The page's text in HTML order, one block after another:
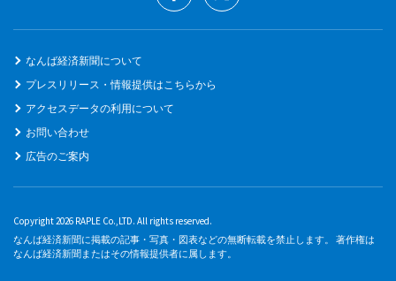
なんば経済新聞について
プレスリリース・情報提供はこちらから
アクセスデータの利用について
お問い合わせ
広告のご案内
Copyright 2026 RAPLE Co.,LTD. All rights reserved.
なんば経済新聞に掲載の記事・写真・図表などの無断転載を禁止します。 著作権は
なんば経済新聞またはその情報提供者に属します。